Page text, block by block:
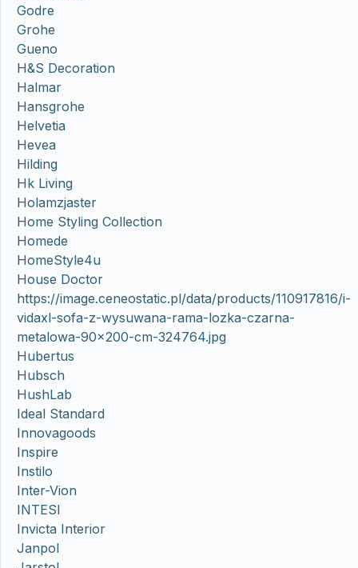
Godre
Grohe
Gueno
H&S Decoration
Halmar
Hansgrohe
Helvetia
Hevea
Hilding
Hk Living
Holamzjaster
Home Styling Collection
Homede
HomeStyle4u
House Doctor
https://image.ceneostatic.pl/data/products/110917816/i-
vidaxl-sofa-z-wysuwana-rama-lozka-czarna-
metalowa-90×200-cm-324764.jpg
Hubertus
Hubsch
HushLab
Ideal Standard
Innovagoods
Inspire
Instilo
Inter-Vion
INTESI
Invicta Interior
Janpol